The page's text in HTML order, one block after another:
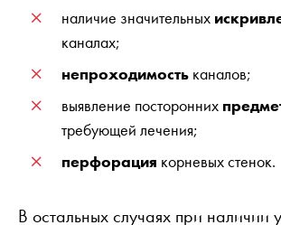
наличие значительных
каналах;
непроходимость каналов;
выявление посторонних
требующей лечения;
перфорация корневых стенок.
В остальных случаях при наличии